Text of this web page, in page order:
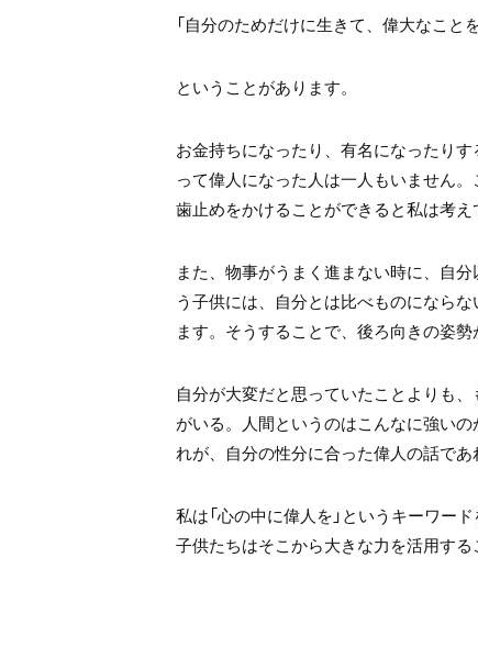
「自分のためだけに生きて、偉大なこと
ということがあります。
お金持ちになったり、有名になったり
って偉人になった人は一人もいません
歯止めをかけることができると私は考え
また、物事がうまく進まない時に、自
う子供には、自分とは比べものになら
ます。そうすることで、後ろ向きの姿
自分が大変だと思っていたことよりも
がいる。人間というのはこんなに強い
れが、自分の性分に合った偉人の話であ
私は「心の中に偉人を」というキーワー
子供たちはそこから大きな力を活用する